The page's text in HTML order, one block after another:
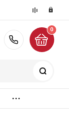
8 (800)
0
...